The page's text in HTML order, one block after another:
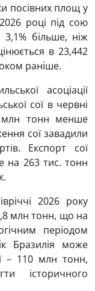
посівних площ у
році під сою
більше, ніж
в 23,442
раніше.
асоціації
сої в червні
тонн менше
сої завадили
Експорт сої
на 263 тис. тонн
2026 року
млн тонн, що на
періодом
Бразилія може
– 110 млн тонн,
історичного